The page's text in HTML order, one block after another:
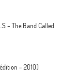
– The Band Called
– 2010)